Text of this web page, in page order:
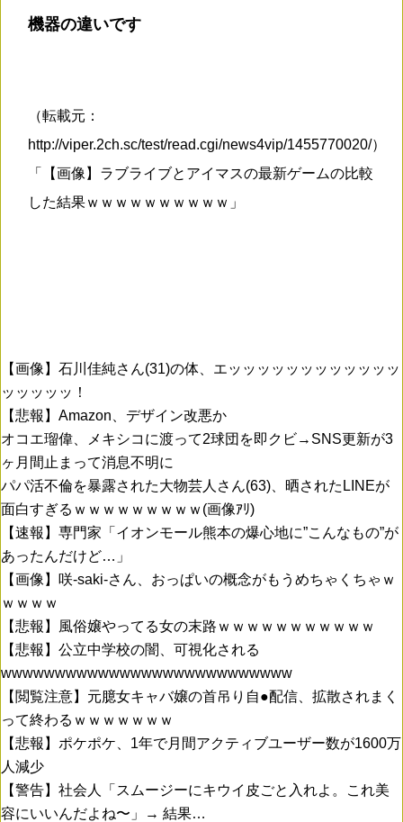
機器の違いです
（転載元：
http://viper.2ch.sc/test/read.cgi/news4vip/1455770020/）
「【画像】ラブライブとアイマスの最新ゲームの比較
した結果ｗｗｗｗｗｗｗｗｗｗ」
【画像】石川佳純さん(31)の体、エッッッッッッッッッッッッ
ッッッッッ！
【悲報】Amazon、デザイン改悪か
オコエ瑠偉、メキシコに渡って2球団を即クビ→SNS更新が3
ヶ月間止まって消息不明に
パパ活不倫を暴露された大物芸人さん(63)、晒されたLINEが
面白すぎるｗｗｗｗｗｗｗｗｗ(画像ｱﾘ)
【速報】専門家「イオンモール熊本の爆心地に”こんなもの”が
あったんだけど…」
【画像】咲-saki-さん、おっぱいの概念がもうめちゃくちゃｗ
ｗｗｗｗ
【悲報】風俗嬢やってる女の末路ｗｗｗｗｗｗｗｗｗｗｗ
【悲報】公立中学校の闇、可視化される
wwwwwwwwwwwwwwwwwwwwwwwwwww
【閲覧注意】元臆女キャバ嬢の首吊り自●配信、拡散されまく
って終わるｗｗｗｗｗｗｗ
【悲報】ポケポケ、1年で月間アクティブユーザー数が1600万
人減少
【警告】社会人「スムージーにキウイ皮ごと入れよ。これ美
容にいいんだよね〜」→ 結果…